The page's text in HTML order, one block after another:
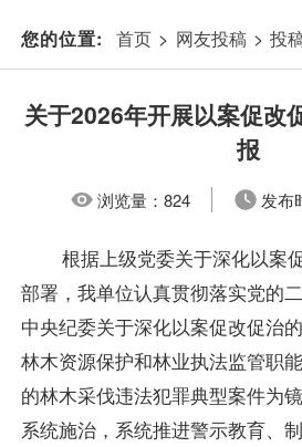
您的位置: 首页 > 网友投稿 > 投
关于2026年开展以案促改
报
浏览量：824 发布
根据上级党委关于深化以案
部署，我单位认真贯彻落实党的
中央纪委关于深化以案促改促治
林木资源保护和林业执法监管职
的林木采伐违法犯罪典型案件为
系统施治，系统推进警示教育、